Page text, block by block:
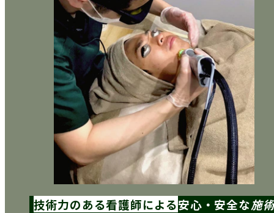
技術力のある看護師による安心・安全な施